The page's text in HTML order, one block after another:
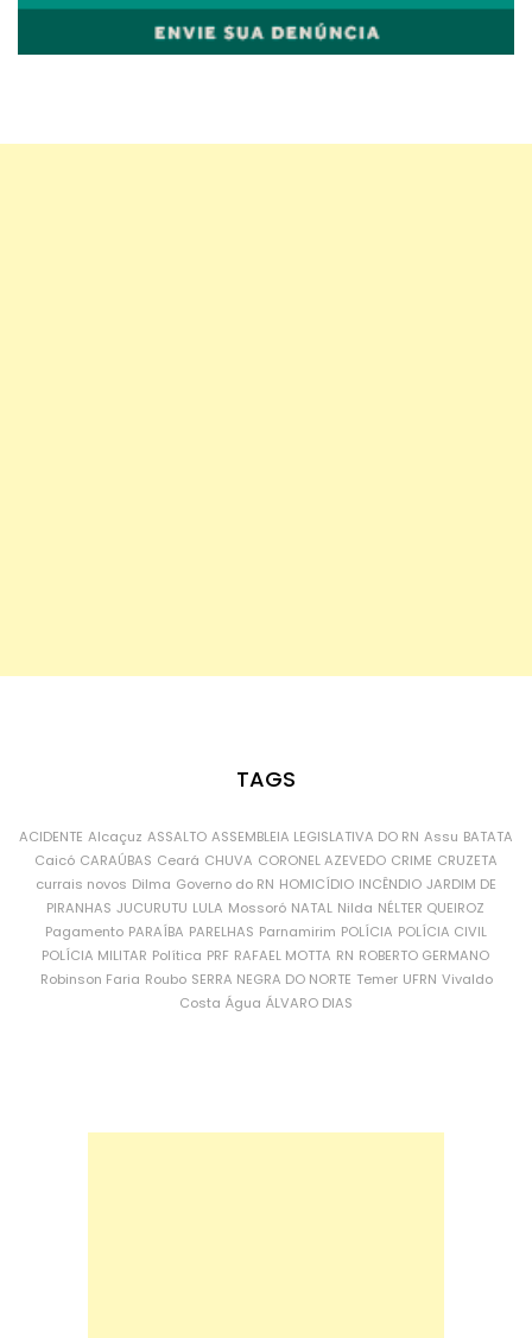
TAGS
ACIDENTE Alcaçuz ASSALTO ASSEMBLEIA LEGISLATIVA DO RN Assu BATATA
Caicó CARAÚBAS Ceará CHUVA CORONEL AZEVEDO CRIME CRUZETA
currais novos Dilma Governo do RN HOMICÍDIO INCÊNDIO JARDIM DE
PIRANHAS JUCURUTU LULA Mossoró NATAL Nilda NÉLTER QUEIROZ
Pagamento PARAÍBA PARELHAS Parnamirim POLÍCIA POLÍCIA CIVIL
POLÍCIA MILITAR Política PRF RAFAEL MOTTA RN ROBERTO GERMANO
Robinson Faria Roubo SERRA NEGRA DO NORTE Temer UFRN Vivaldo
Costa Água ÁLVARO DIAS